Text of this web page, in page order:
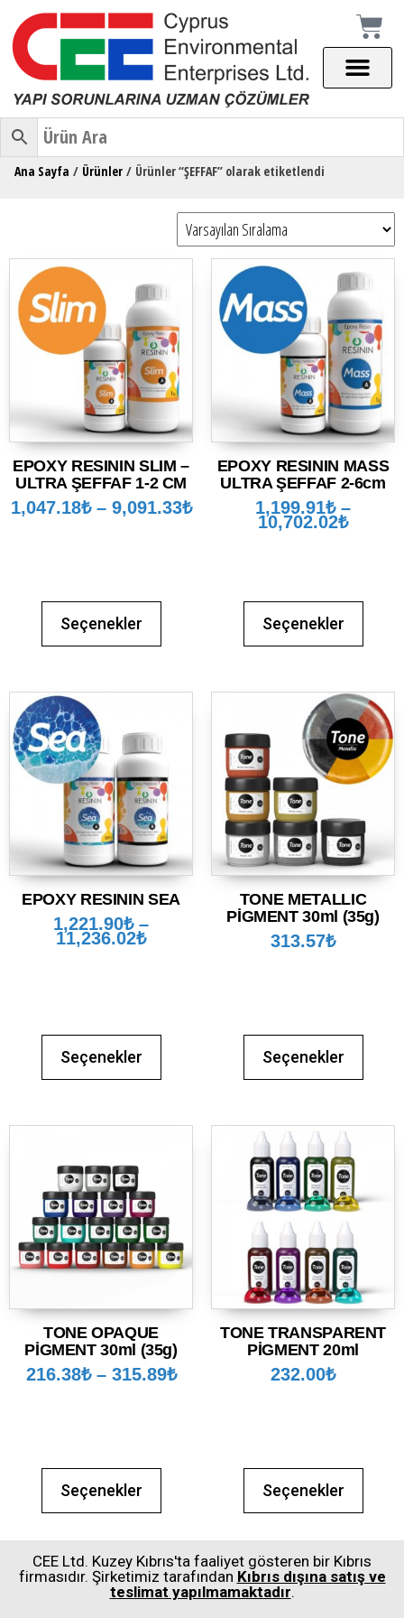
Ana Sayfa / Ürünler / Ürünler “ŞEFFAF” olarak etiketlendi
EPOXY RESININ SLIM –
ULTRA ŞEFFAF 1-2 CM
1,047.18₺ – 9,091.33₺
Seçenekler
EPOXY RESININ MASS
ULTRA ŞEFFAF 2-6cm
1,199.91₺ –
10,702.02₺
Seçenekler
EPOXY RESININ SEA
1,221.90₺ –
11,236.02₺
Seçenekler
TONE METALLIC
PİGMENT 30ml (35g)
313.57₺
Seçenekler
TONE OPAQUE
PİGMENT 30ml (35g)
216.38₺ – 315.89₺
Seçenekler
TONE TRANSPARENT
PİGMENT 20ml
232.00₺
Seçenekler
CEE Ltd. Kuzey Kıbrıs'ta faaliyet gösteren bir Kıbrıs
firmasıdır. Şirketimiz tarafından Kıbrıs dışına satış ve
teslimat yapılmamaktadır.